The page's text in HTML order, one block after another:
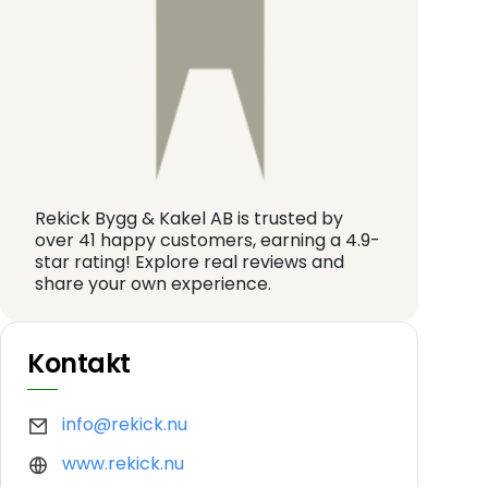
Rekick Bygg & Kakel AB is trusted by
over 41 happy customers, earning a 4.9-
star rating! Explore real reviews and
share your own experience.
Kontakt
info@rekick.nu
www.rekick.nu